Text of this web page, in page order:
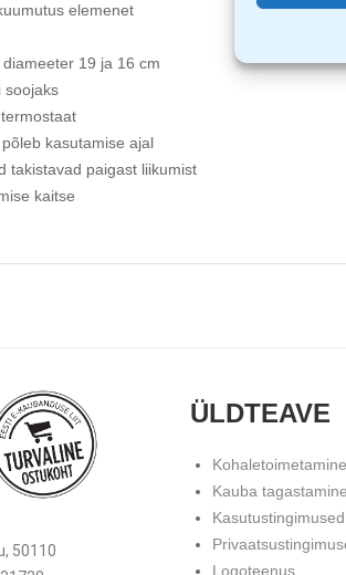
elemenet
19 ja 16 cm
soojaks
kasutamise ajal
takistavad paigast liikumist
kaitse
50110
ÜLDTEAVE
Kohaletoimetamine
Kauba tagastamine
Kasutustingimused
Logoteenus